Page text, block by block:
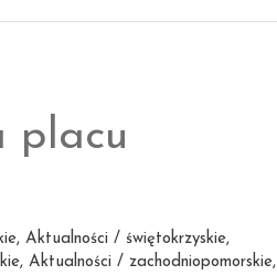
placu
, Aktualności / świętokrzyskie,
, Aktualności / zachodniopomorskie,